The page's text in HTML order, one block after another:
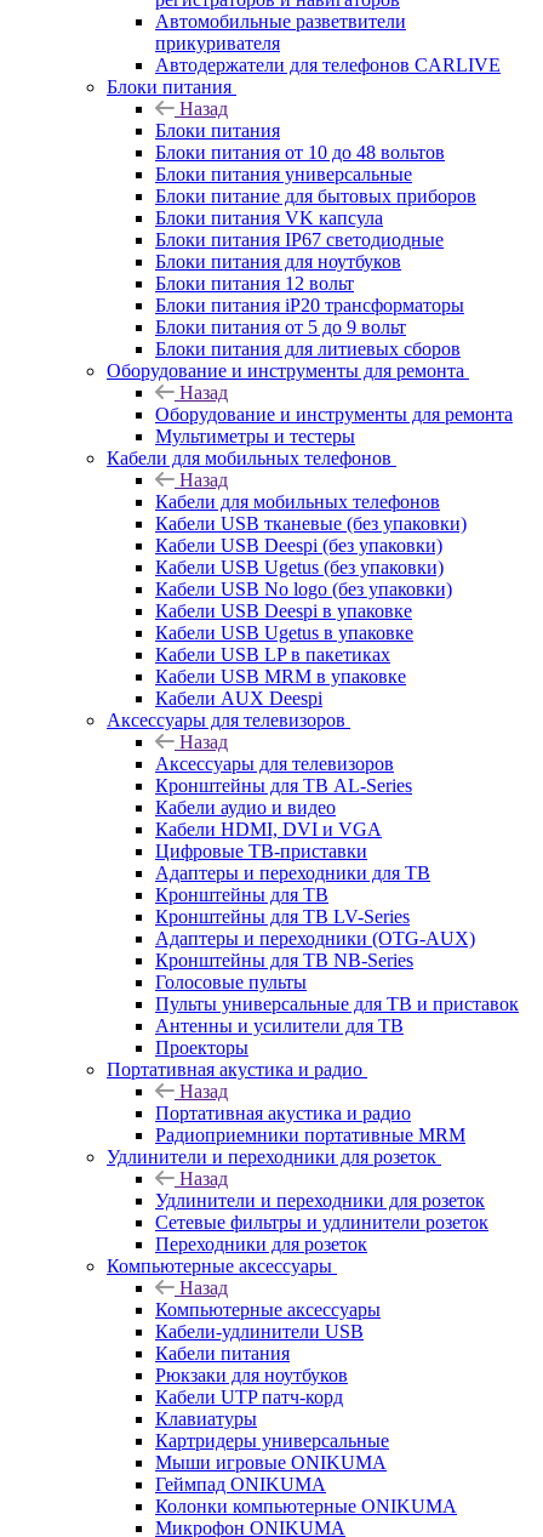
Автомобильные разветвители
прикуривателя
Автодержатели для телефонов CARLIVE
Блоки питания
Назад
Блоки питания
Блоки питания от 10 до 48 вольтов
Блоки питания универсальные
Блоки питание для бытовых приборов
Блоки питания VK капсула
Блоки питания IP67 светодиодные
Блоки питания для ноутбуков
Блоки питания 12 вольт
Блоки питания iP20 трансформаторы
Блоки питания от 5 до 9 вольт
Блоки питания для литиевых сборов
Оборудование и инструменты для ремонта
Назад
Оборудование и инструменты для ремонта
Мультиметры и тестеры
Кабели для мобильных телефонов
Назад
Кабели для мобильных телефонов
Кабели USB тканевые (без упаковки)
Кабели USB Deespi (без упаковки)
Кабели USB Ugetus (без упаковки)
Кабели USB No logo (без упаковки)
Кабели USB Deespi в упаковке
Кабели USB Ugetus в упаковке
Кабели USB LP в пакетиках
Кабели USB MRM в упаковке
Кабели AUX Deespi
Аксессуары для телевизоров
Назад
Аксессуары для телевизоров
Кронштейны для ТВ AL-Series
Кабели аудио и видео
Кабели HDMI, DVI и VGA
Цифровые ТВ-приставки
Адаптеры и переходники для ТВ
Кронштейны для ТВ
Кронштейны для ТВ LV-Series
Адаптеры и переходники (OTG-AUX)
Кронштейны для ТВ NB-Series
Голосовые пульты
Пульты универсальные для ТВ и приставок
Антенны и усилители для ТВ
Проекторы
Портативная акустика и радио
Назад
Портативная акустика и радио
Радиоприемники портативные MRM
Удлинители и переходники для розеток
Назад
Удлинители и переходники для розеток
Сетевые фильтры и удлинители розеток
Переходники для розеток
Компьютерные аксессуары
Назад
Компьютерные аксессуары
Кабели-удлинители USB
Кабели питания
Рюкзаки для ноутбуков
Кабели UTP патч-корд
Клавиатуры
Картридеры универсальные
Мыши игровые ONIKUMA
Геймпад ONIKUMA
Колонки компьютерные ONIKUMA
Микрофон ONIKUMA